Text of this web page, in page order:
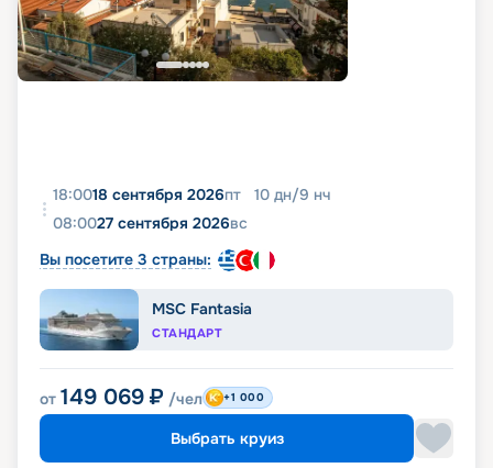
18:0018 сентября 2026пт 10 дн/9 нч
08:0027 сентября 2026вс
Вы посетите 3 страны:
MSC Fantasia
СТАНДАРТ
от 149 069 ₽ /чел +1 000
Выбрать круиз